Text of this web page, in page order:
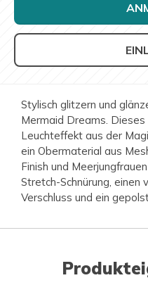
Stylisch glitzern und
Mermaid Dreams.
Leuchteffekt aus der
ein Obermaterial aus
Finish und
Stretch-Schnürung, einen
Verschluss und ein